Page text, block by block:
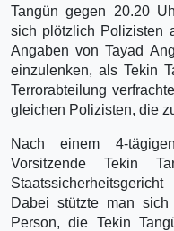
Tangün gegen 20.20
sich plötzlich Polizisten
Angaben von Tayad
einzulenken, als Tekin
Terrorabteilung
gleichen Polizisten, die
Nach einem 4-
Vorsitzende Tekin
Dabei stützte man
Person, die Tekin